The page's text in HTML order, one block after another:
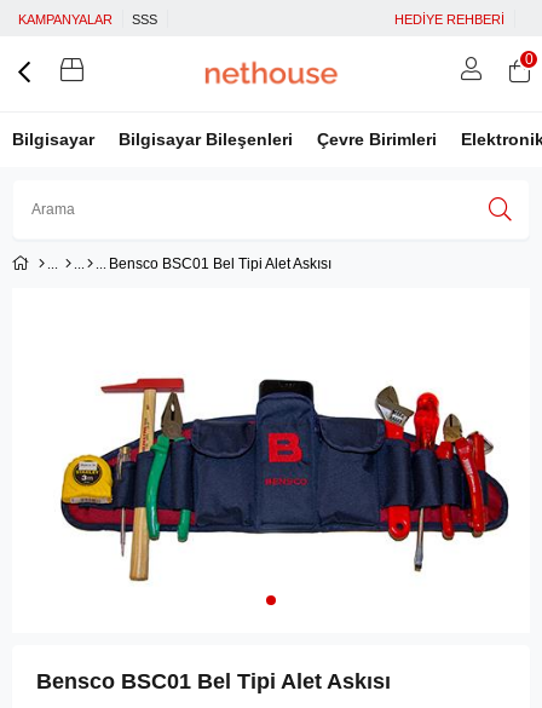
KAMPANYALAR SSS HEDİYE REHBERİ
Bilgisayar Bilgisayar Bileşenleri Çevre Birimleri
0
Bensco BSC01 Bel Tipi Alet Askısı
Bensco BSC01 Bel Tipi Alet Askısı